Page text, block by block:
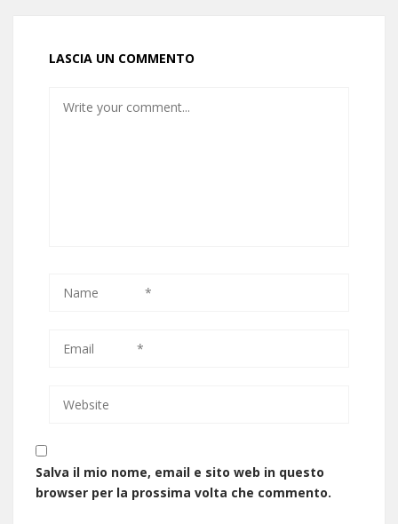
LASCIA UN COMMENTO
Salva il mio nome, email e sito web in questo
browser per la prossima volta che commento.